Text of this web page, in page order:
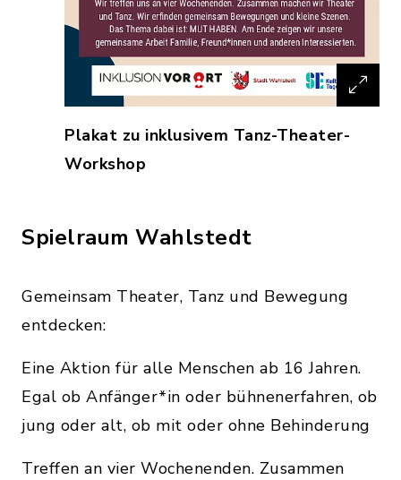
Plakat zu inklusivem Tanz-Theater-
Workshop
Spielraum Wahlstedt
Gemeinsam Theater, Tanz und Bewegung
entdecken:
Eine Aktion für alle Menschen ab 16 Jahren.
Egal ob Anfänger*in oder bühnenerfahren, ob
jung oder alt, ob mit oder ohne Behinderung
Treffen an vier Wochenenden. Zusammen